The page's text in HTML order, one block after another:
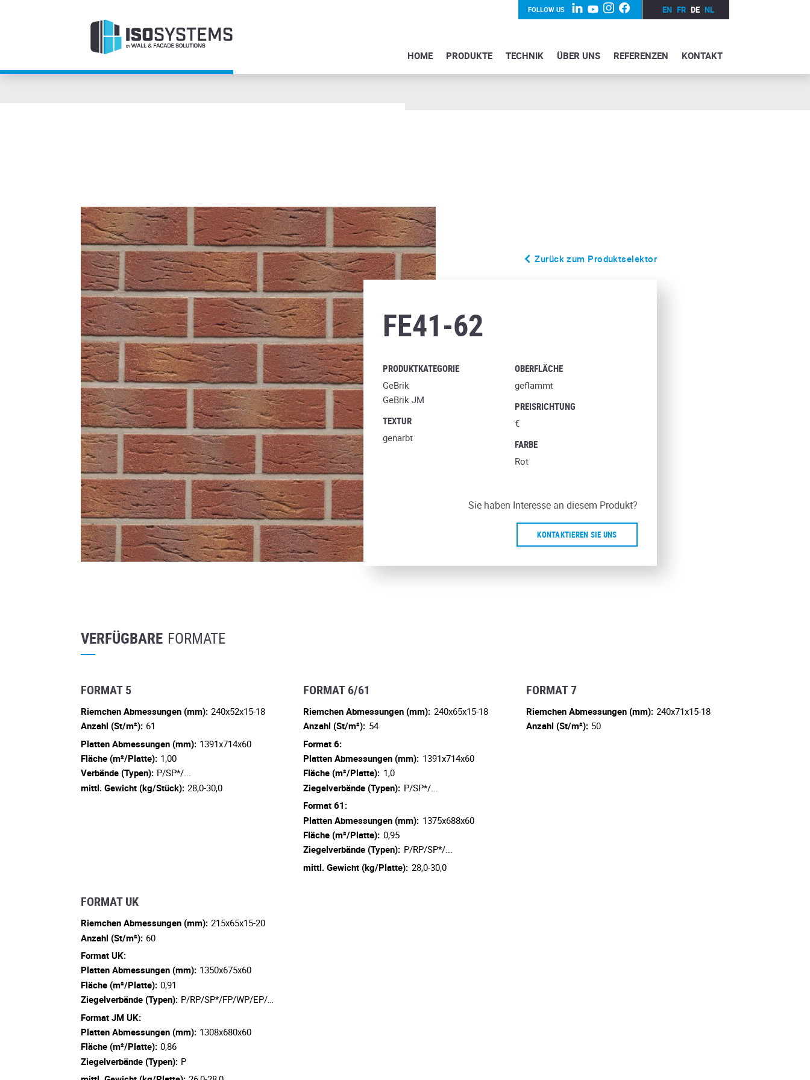
FOLLOW US EN FR DE NL
HOME PRODUKTE TECHNIK ÜBER UNS REFERENZEN KONTAKT
Zurück zum Produktselektor
FE41-62
PRODUKTKATEGORIE
GeBrik
GeBrik JM
TEXTUR
genarbt
OBERFLÄCHE
geflammt
PREISRICHTUNG
€
FARBE
Rot
Sie haben Interesse an diesem Produkt?
KONTAKTIEREN SIE UNS
VERFÜGBARE FORMATE
FORMAT 5
Riemchen Abmessungen (mm): 240x52x15-18
Anzahl (St/m²): 61
Platten Abmessungen (mm): 1391x714x60
Fläche (m²/Platte): 1,00
Verbände (Typen): P/SP*/...
mittl. Gewicht (kg/Stück): 28,0-30,0
FORMAT 6/61
Riemchen Abmessungen (mm): 240x65x15-18
Anzahl (St/m²): 54
Format 6:
Platten Abmessungen (mm): 1391x714x60
Fläche (m²/Platte): 1,0
Ziegelverbände (Typen): P/SP*/...
Format 61:
Platten Abmessungen (mm): 1375x688x60
Fläche (m²/Platte): 0,95
Ziegelverbände (Typen): P/RP/SP*/...
mittl. Gewicht (kg/Platte): 28,0-30,0
FORMAT 7
Riemchen Abmessungen (mm): 240x71x15-18
Anzahl (St/m²): 50
FORMAT UK
Riemchen Abmessungen (mm): 215x65x15-20
Anzahl (St/m²): 60
Format UK:
Platten Abmessungen (mm): 1350x675x60
Fläche (m²/Platte): 0,91
Ziegelverbände (Typen): P/RP/SP*/FP/WP/EP/…
Format JM UK:
Platten Abmessungen (mm): 1308x680x60
Fläche (m²/Platte): 0,86
Ziegelverbände (Typen): P